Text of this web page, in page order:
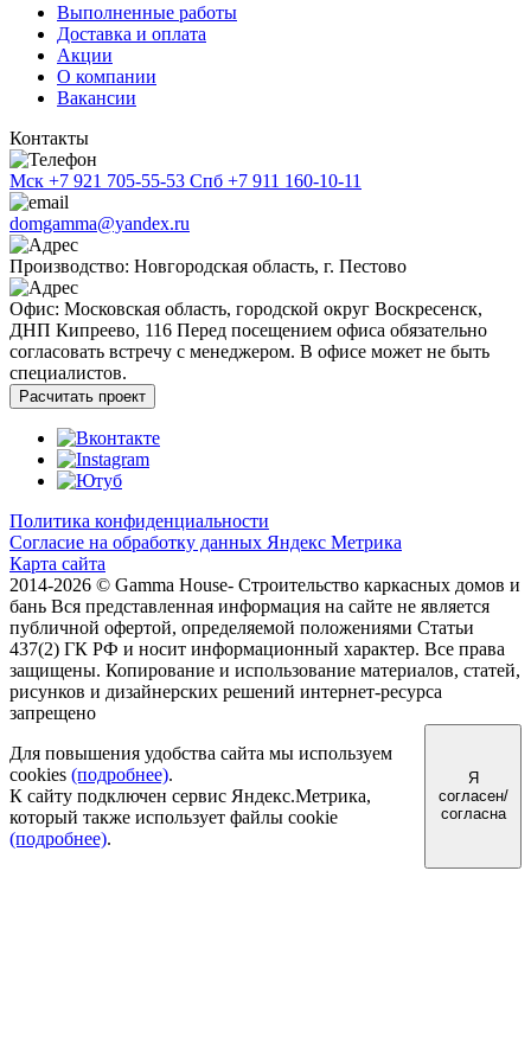
Выполненные работы
Доставка и оплата
Акции
О компании
Вакансии
Контакты
Мск +7 921 705-55-53 Спб +7 911 160-10-11
domgamma@yandex.ru
Производство: Новгородская область, г. Пестово
Офис: Московская область, городской округ Воскресенск,
ДНП Кипреево, 116 Перед посещением офиса обязательно
согласовать встречу с менеджером. В офисе может не быть
специалистов.
Расчитать проект
Политика конфиденциальности
Согласие на обработку данных Яндекс Метрика
Карта сайта
2014-2026 © Gamma House- Строительство каркасных домов и
бань Вся представленная информация на сайте не является
публичной офертой, определяемой положениями Статьи
437(2) ГК РФ и носит информационный характер. Все права
защищены. Копирование и использование материалов, статей,
рисунков и дизайнерских решений интернет-ресурса
запрещено
Для повышения удобства сайта мы используем
cookies (подробнее).
К сайту подключен сервис Яндекс.Метрика,
который также использует файлы cookie
(подробнее).
Я
согласен/
согласна